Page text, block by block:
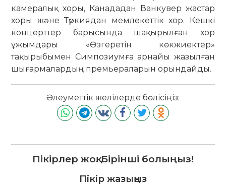
камералық хоры, Канададан Ванкувер жастар
хоры және Түркиядан мемлекеттік хор. Кешкі
концерттер барысында шақырылған хор
ұжымдары «Өзгеретін көкжиектер»
тақырыбымен Симпозиумға арнайы жазылған
шығармалардың премьераларын орындайды.
Әлеуметтік желілерде бөлісіңіз:
Пікірлер жоқ. Бірінші болыңыз!
Пікір жазыңыз